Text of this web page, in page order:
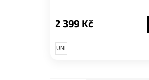
2 399 Kč
UNI